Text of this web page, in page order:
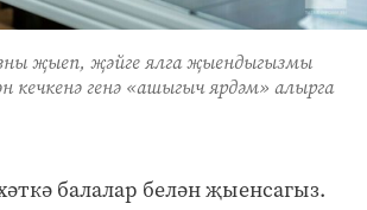
җыеп, җәйге ялга җыендыгызмы
кечкенә генә «ашыгыч ярдәм» алырга
балалар белән җыенсагыз.